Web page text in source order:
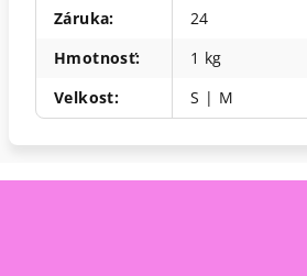
Záruka:
24
Hmotnosť:
1 kg
Velkost: S | M